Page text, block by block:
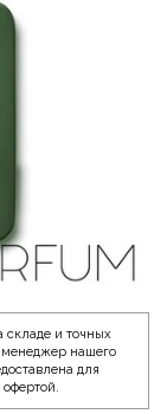
и точных
менеджер нашего
для